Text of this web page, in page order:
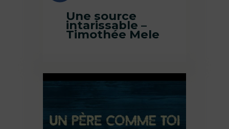
Une source
intarissable –
Timothée Mele